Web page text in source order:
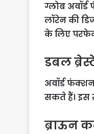
ग्लोब
लॉरेन की
के लिए
डबल
अवॉर्ड
सकते हैं। इस
ब्राऊन